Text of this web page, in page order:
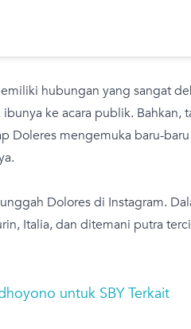
hubungan yang sangat
ke acara publik. Bahkan,
Doleres mengemuka baru-
Dolores di Instagram.
Italia, dan ditemani putra
untuk SBY Terkait